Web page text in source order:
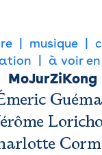
musique
à voir
MoJurZiKong